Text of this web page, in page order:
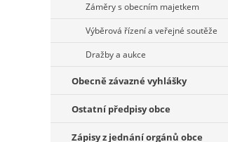
Záměry s obecním majetkem
Výběrová řízení a veřejné soutěže
Dražby a aukce
Obecně závazné vyhlášky
Ostatní předpisy obce
Zápisy z jednání orgánů obce